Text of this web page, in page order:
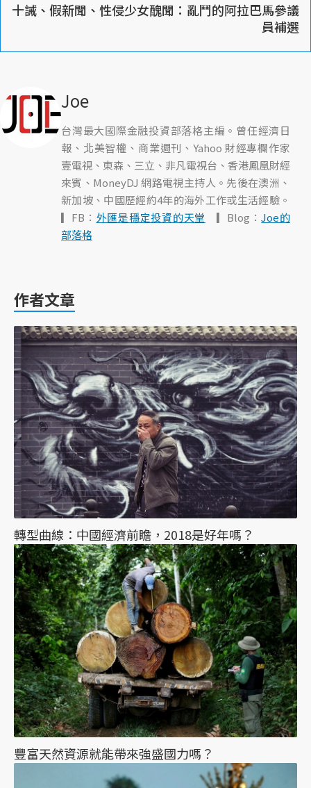
十誡、假新聞、性侵少女醜聞：亂鬥的阿拉巴馬參議
員補選
Joe
台灣最大國際金融投資部落格主編。曾任經濟日
報、北美智權、商業週刊、Yahoo 財經專欄作家
壹電視、東森、三立、非凡電視台、香港鳳凰財經
來賓、MoneyDJ 網路電視主持人。先後在澳洲、
新加坡、中國歷經約4年的海外工作或生活經驗。
▎FB： 外匯是穩定投資的天堂 ▎Blog：Joe的
部落格
作者文章
轉型曲線：中國經濟前瞻，2018是好年嗎？
豐富天然資源就能帶來強盛國力嗎？